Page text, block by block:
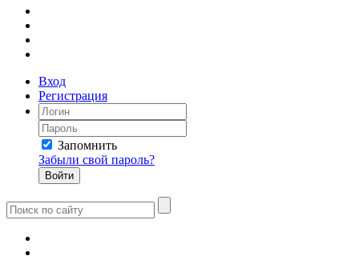
Вход
Регистрация
Запомнить
Забыли свой пароль?